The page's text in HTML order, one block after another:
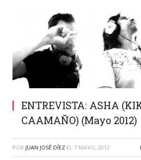
ENTREVISTA: ASHA
CAAMAÑO) (Mayo 2012)
POR JUAN JOSÉ DÍEZ EL 7 MAYO, 2012